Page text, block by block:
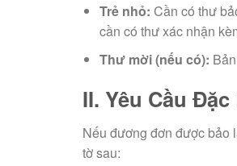
Trẻ nhỏ: Cần có thư
cần có thư xác nhận
Thư mời (nếu có):
II. Yêu Cầu
Nếu đương đơn được bảo
tờ sau: